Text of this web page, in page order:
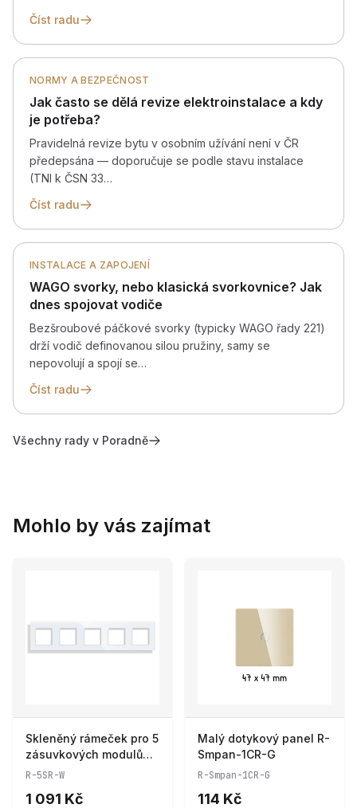
Číst radu
NORMY A BEZPEČNOST
Jak často se dělá revize elektroinstalace a kdy
je potřeba?
Pravidelná revize bytu v osobním užívání není v ČR
předepsána — doporučuje se podle stavu instalace
(TNI k ČSN 33…
Číst radu
INSTALACE A ZAPOJENÍ
WAGO svorky, nebo klasická svorkovnice? Jak
dnes spojovat vodiče
Bezšroubové páčkové svorky (typicky WAGO řady 221)
drží vodič definovanou silou pružiny, samy se
nepovolují a spojí se…
Číst radu
Všechny rady v Poradně
Mohlo by vás zajímat
Skleněný rámeček pro 5
zásuvkových modulů
ROON - R-5SR-W
R-5SR-W
1 091 Kč
Malý dotykový panel R-
Smpan-1CR-G
R-Smpan-1CR-G
114 Kč